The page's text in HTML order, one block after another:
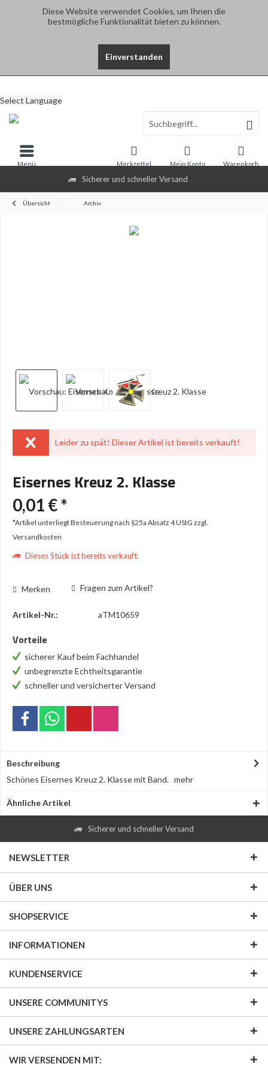
Diese Website verwendet Cookies, um Ihnen die
bestmögliche Funktionalität bieten zu können.
Einverstanden
Sicherer und schneller Versand
Select Language
Warenkorb
Merkzettel Mein Konto
Menü
Übersicht Archiv
Leider zu spät! Dieser Artikel ist bereits verkauft!
Eisernes Kreuz 2. Klasse
0,01 € *
*Artikel unterliegt Besteuerung nach §25a Absatz 4 UStG zzgl.
Versandkosten
Dieses Stück ist bereits verkauft.
Merken Fragen zum Artikel?
Artikel-Nr.: aTM10659
Vorteile
sicherer Kauf beim Fachhandel
unbegrenzte Echtheitsgarantie
schneller und versicherter Versand
Beschreibung
Schönes Eisernes Kreuz 2. Klasse mit Band. mehr
Ähnliche Artikel
Sicherer und schneller Versand
NEWSLETTER
ÜBER UNS
SHOPSERVICE
INFORMATIONEN
KUNDENSERVICE
UNSERE COMMUNITYS
UNSERE ZAHLUNGSARTEN
WIR VERSENDEN MIT: